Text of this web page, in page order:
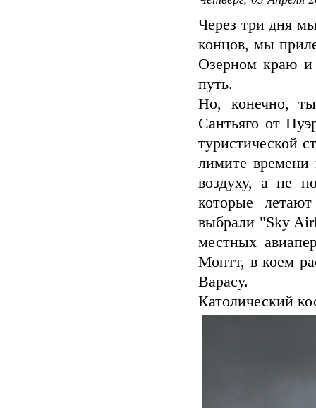
Через три дня
концов, мы
Озерном краю и
путь.
Но, конечно,
Сантьяго от
туристической
лимите времени
воздуху, а не
которые
выбрали "Sky
местных
Монтт, в коем
Варасу.
Католический